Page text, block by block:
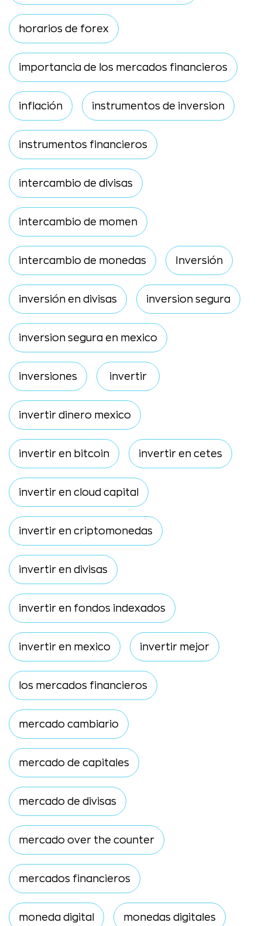
horarios de forex
importancia de los mercados financieros
inflación instrumentos de inversion
instrumentos financieros
intercambio de divisas
intercambio de momen
intercambio de monedas Inversión
inversión en divisas inversion segura
inversion segura en mexico
inversiones invertir
invertir dinero mexico
invertir en bitcoin invertir en cetes
invertir en cloud capital
invertir en criptomonedas
invertir en divisas
invertir en fondos indexados
invertir en mexico invertir mejor
los mercados financieros
mercado cambiario
mercado de capitales
mercado de divisas
mercado over the counter
mercados financieros
moneda digital monedas digitales